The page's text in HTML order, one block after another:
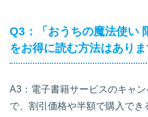
Q3：「おうちの魔法使い
をお得に読む方法はありま
A3：電子書籍サービスのキャ
で、割引価格や半額で購入で